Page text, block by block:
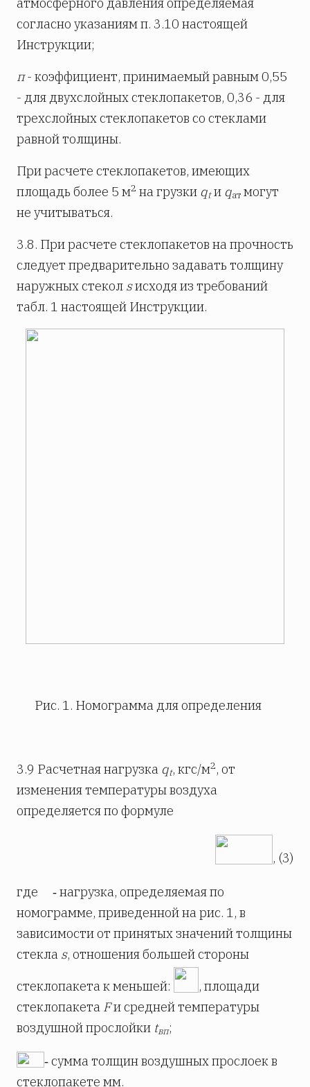
согласно указаниям п. 3.10 настоящей
Инструкции;
п- коэффициент, принимаемый равным 0,55
- для двухслойных стеклопакетов, 0,36 - для
трехслойных стеклопакетов со стеклами
равной толщины.
При расчете стеклопакетов, имеющих
площадь более 5 м2 на грузки qtи qат могут
не учитываться.
3.8. При расчете стеклопакетов на прочность
следует предварительно задавать толщину
наружных стекол sисходя из требований
табл. 1 настоящей Инструкции.
Рис. 1. Номограмма для определения
3.9 Расчетная нагрузка qt, кгс/м2, от
изменения температуры воздуха
определяется по формуле
, (3)
где
‑ нагрузка, определяемая по
номограмме, приведенной на рис. 1, в
зависимости от принятых значений толщины
стекла s, отношения большей стороны
стеклопакета к меньшей:
, площади
стеклопакета Fи средней температуры
воздушной прослойки tвп;
‑ сумма толщин воздушных прослоек в
стеклопакете мм.